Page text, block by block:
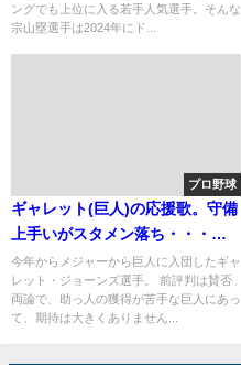
ングでも上位に入る若手人気選手。そんな
宗山塁選手は2024年にド...
プロ野球
ギャレット(巨人)の応援歌。守備
上手いがスタメン落ち・・・？
年俸のだけの価値
今年からメジャーから巨人に入団したギャ
レット・ジョーンズ選手。 前評判は賛否
両論で、助っ人の獲得が苦手な巨人にあっ
て、期待は大きくありません...